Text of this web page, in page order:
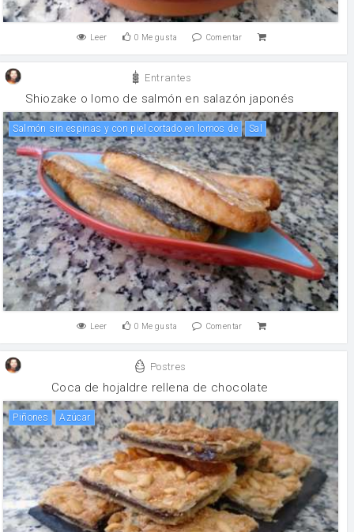
Leer 0 Me gusta Comentar
Entrantes
Shiozake o lomo de salmón en salazón japonés
Salmón sin espinas y con piel cortado en lomos de sal
Leer 0 Me gusta Comentar
Postres
Coca de hojaldre rellena de chocolate
Piñones Azúcar